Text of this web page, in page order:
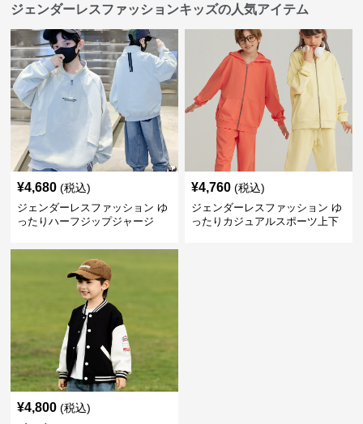
ジェンダーレスファッションキッズの人気アイテム
¥4,680 (税込)
ジェンダーレスファッション ゆ
ったりハーフジップジャージ
¥4,760 (税込)
ジェンダーレスファッション ゆ
ったりカジュアルスポーツ上下
¥4,800 (税込)